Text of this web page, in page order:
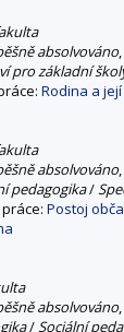
absolvováno
pro základní
Rodina a
absolvováno
pedagogika/
Postoj
absolvováno
/Sociální